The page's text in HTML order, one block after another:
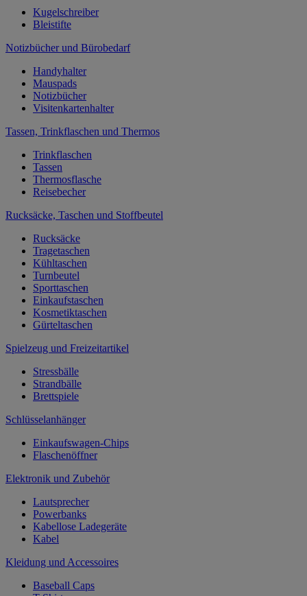
Kugelschreiber
Bleistifte
Notizbücher und Bürobedarf
Handyhalter
Mauspads
Notizbücher
Visitenkartenhalter
Tassen, Trinkflaschen und Thermos
Trinkflaschen
Tassen
Thermosflasche
Reisebecher
Rucksäcke, Taschen und Stoffbeutel
Rucksäcke
Tragetaschen
Kühltaschen
Turnbeutel
Sporttaschen
Einkaufstaschen
Kosmetiktaschen
Gürteltaschen
Spielzeug und Freizeitartikel
Stressbälle
Strandbälle
Brettspiele
Schlüsselanhänger
Einkaufswagen-Chips
Flaschenöffner
Elektronik und Zubehör
Lautsprecher
Powerbanks
Kabellose Ladegeräte
Kabel
Kleidung und Accessoires
Baseball Caps